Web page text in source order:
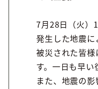
7月28日（火）
発生した地震に
被災された皆
す。一日も早い
また、地震の